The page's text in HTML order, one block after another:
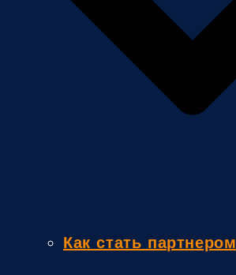
Как стать партнером